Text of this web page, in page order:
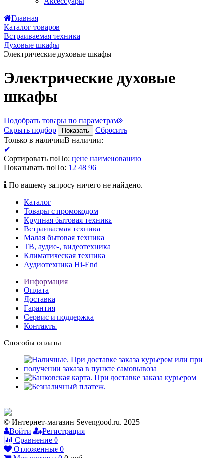
Главная
Каталог товаров
Встраиваемая техника
Духовые шкафы
Электрические духовые шкафы
Электрические духовые
шкафы
Подобрать товары по параметрам
Скрыть подбор
Показать
Сбросить
Только в наличииВ наличии:
✔
Сортировать поПо: цене наименованию
Показывать поПо: 12 48 96
По вашему запросу ничего не найдено.
Каталог
Товары с промокодом
Крупная бытовая техника
Встраиваемая техника
Малая бытовая техника
ТВ, аудио-, видеотехника
Климатическая техника
Аудиотехника Hi-End
Информация
Оплата
Доставка
Гарантия
Сервис и поддержка
Контакты
Способы оплаты
© Интернет-магазин Sevengood.ru. 2025
Войти
Регистрация
Сравнение 0
Отложенные 0